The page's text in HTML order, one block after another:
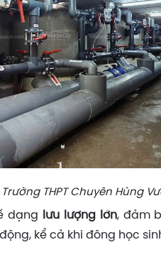
Trường THPT Chuyên Hùng
dạng lưu lượng lớn, đảm
kể cả khi đông học